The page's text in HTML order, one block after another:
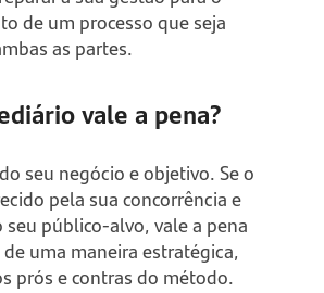
de um processo que seja
as partes.
vale a pena?
seu negócio e objetivo. Se o
pela sua concorrência e
público-alvo, vale a pena
uma maneira estratégica,
prós e contras do método.